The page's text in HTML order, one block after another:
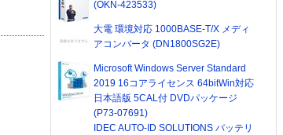
(OKN-423533)
大電 環境対応 1000BASE-T/X メディ
アコンバータ (DN1800SG2E)
Microsoft Windows Server Standard
2019 16コアライセンス 64bitWin対応
日本語版 5CAL付 DVDパッケージ
(P73-07691)
IDEC AUTO-ID SOLUTIONS バッテリ